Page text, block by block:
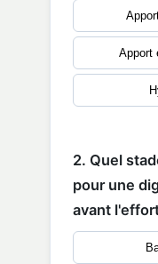
Apport
2. Quel
pour une
avant